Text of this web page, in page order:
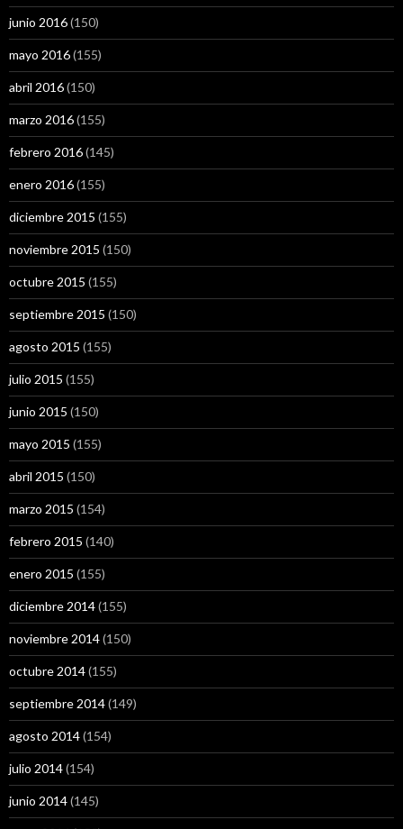
junio 2016(150)
mayo 2016(155)
abril 2016(150)
marzo 2016(155)
febrero 2016(145)
enero 2016(155)
diciembre 2015 (155)
noviembre 2015 (150)
octubre 2015 (155)
septiembre 2015 (150)
agosto 2015 (155)
julio 2015 (155)
junio 2015 (150)
mayo 2015 (155)
abril 2015 (150)
marzo 2015 (154)
febrero 2015 (140)
enero 2015 (155)
diciembre 2014(155)
noviembre 2014(150)
octubre 2014(155)
septiembre 2014(149)
agosto 2014(154)
julio 2014(154)
junio 2014(145)